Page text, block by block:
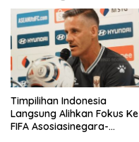
Timpilihan Indonesia
Langsung Alihkan Fokus Ke
FIFA Asosiasinegara-